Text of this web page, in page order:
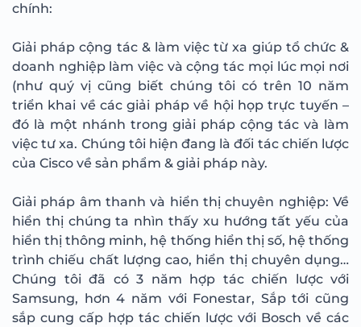
chính:
Giải pháp cộng tác & làm việc từ xa giúp tổ chức &
doanh nghiệp làm việc và cộng tác mọi lúc mọi nơi
(như quý vị cũng biết chúng tôi có trên 10 năm
triển khai về các giải pháp về hội họp trực tuyến –
đó là một nhánh trong giải pháp cộng tác và làm
việc tư xa. Chúng tôi hiện đang là đối tác chiến lược
của Cisco về sản phẩm & giải pháp này.
Giải pháp âm thanh và hiển thị chuyên nghiệp: Về
hiển thị chúng ta nhìn thấy xu hướng tất yếu của
hiển thị thông minh, hệ thống hiển thị số, hệ thống
trình chiếu chất lượng cao, hiển thị chuyên dụng…
Chúng tôi đã có 3 năm hợp tác chiến lược với
Samsung, hơn 4 năm với Fonestar, Sắp tới cũng
sắp cung cấp hợp tác chiến lược với Bosch về các